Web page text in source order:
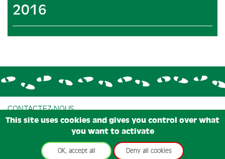
2016
CONTACTEZ-NOUS
CONDITIONS GÉNÉRALES DE VENTE
CONDITIONS D'UTILISATIONS
MENTIONS LÉGALES
This site uses cookies and gives you control over what
you want to activate
OK, accept all Deny all cookies